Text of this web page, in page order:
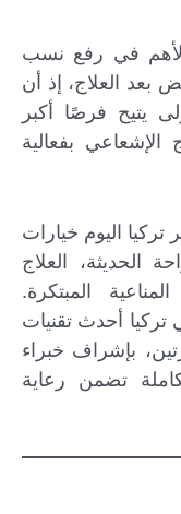
في رفع نسب
بعد العلاج، إذ أن
يتيح فرصًا أكبر
الإشعاعي بفعالية
اليوم خيارات
الحديثة، العلاج
المبتكرة.
أحدث تقنيات
بإشراف خبراء
تضمن رعاية